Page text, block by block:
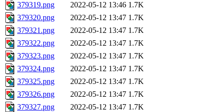
379319.png
2022-05-12 13:46 1.7K
379320.png
2022-05-12 13:47 1.7K
379321.png
2022-05-12 13:47 1.7K
379322.png
2022-05-12 13:47 1.7K
379323.png
2022-05-12 13:47 1.7K
379324.png
2022-05-12 13:47 1.7K
379325.png
2022-05-12 13:47 1.7K
379326.png
2022-05-12 13:47 1.7K
379327.png
2022-05-12 13:47 1.7K